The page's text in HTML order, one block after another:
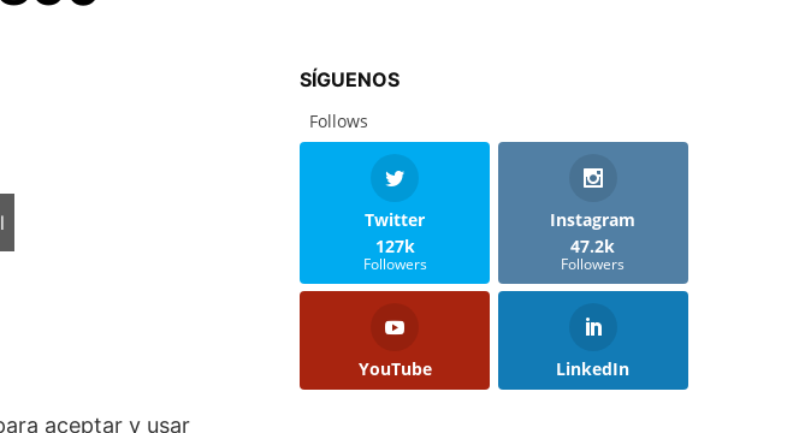
aceptar y usar
SÍGUENOS
Follows
Twitter
127k
Followers
Instagram
47.2k
Followers
YouTube LinkedIn